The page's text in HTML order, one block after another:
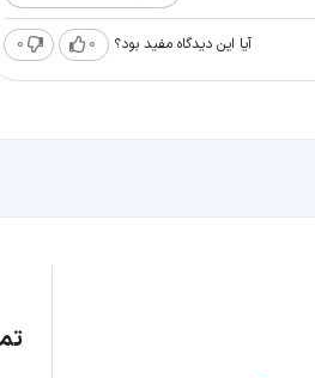
آیا این دیدگاه مفید بود؟ 0
0